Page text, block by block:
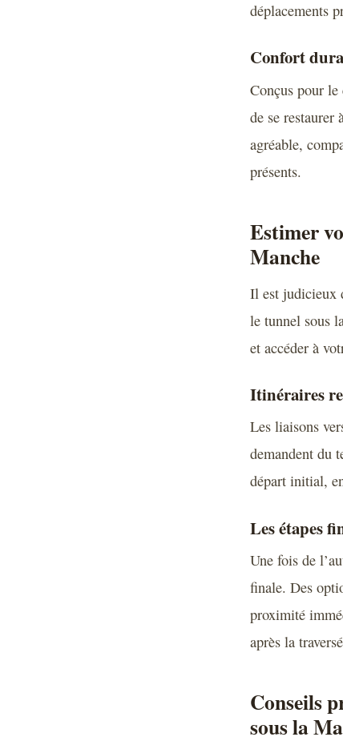
déplacements
Confort
Conçus pour le
de se restaurer
agréable,
présents.
Estimer
Manche
Il est judicieux
le tunnel sous
et accéder à
Itinéraires
Les liaisons
demandent du
départ initial,
Les étapes
Une fois de
finale. Des
proximité
après la
Conseils
sous la